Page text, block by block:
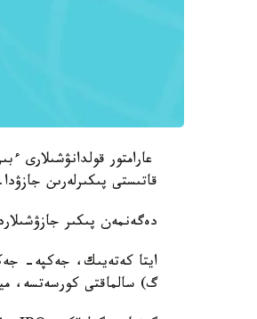
عارامتور قولدانۋشىلارى
قاتىستى پىكىرلەرىن جازۋدا.
دەگەنمەن پىكىر
گ) سالماقتى كورسەتسە، ميۋررەي - 165 فۋنت (74,8 ك گ) تارتىپ، قارسىلاسىن